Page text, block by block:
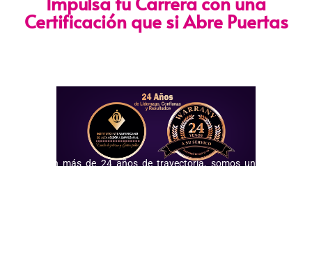
Certificación que si Abre Puertas
Nuestra certificación cumple con los lineamientos establecidos
Con más de 24 años de trayectoria, somos un referente